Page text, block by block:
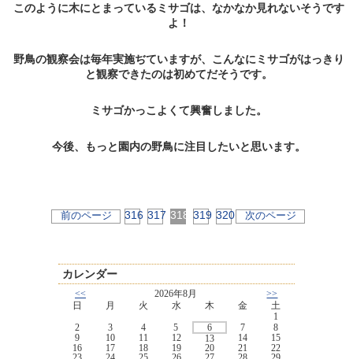
このように木にとまっているミサゴは、なかなか見れないそうです
よ！
野鳥の観察会は毎年実施ぢていますが、こんなにミサゴがはっきり
と観察できたのは初めてだそうです。
ミサゴかっこよくて興奮しました。
今後、もっと園内の野鳥に注目したいと思います。
前のページ 316 317 318 319 320 次のページ
カレンダー
<< 2026年8月
>>
日
月 火 水 木 金
土
1
2
3 4 5 6 7
8
9
10 11 12 13 14
15
16
17 18 19 20 21
22